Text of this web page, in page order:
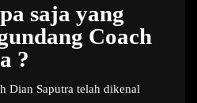
saja yang
Coach
?
Dian Saputra telah dikenal